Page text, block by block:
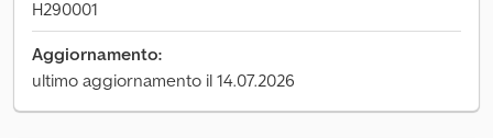
H290001
Aggiornamento:
ultimo aggiornamento il 14.07.2026